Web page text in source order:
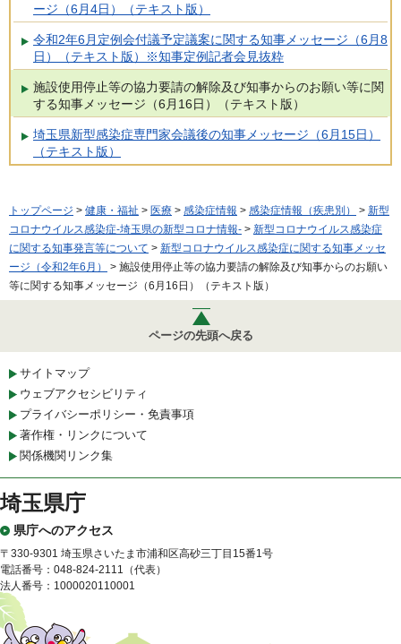
ージ（6月4日）（テキスト版）
令和2年6月定例会付議予定議案に関する知事メッセージ（6月8
日）（テキスト版）※知事定例記者会見抜粋
施設使用停止等の協力要請の解除及び知事からのお願い等に関
する知事メッセージ（6月16日）（テキスト版）
埼玉県新型感染症専門家会議後の知事メッセージ（6月15日）
（テキスト版）
トップページ > 健康・福祉 > 医療 > 感染症情報 > 感染症情報（疾患別） > 新型
コロナウイルス感染症-埼玉県の新型コロナ情報- > 新型コロナウイルス感染症
に関する知事発言等について > 新型コロナウイルス感染症に関する知事メッセ
ージ（令和2年6月）
> 施設使用停止等の協力要請の解除及び知事からのお願い
等に関する知事メッセージ（6月16日）（テキスト版）
ページの先頭へ戻る
サイトマップ
ウェブアクセシビリティ
プライバシーポリシー・免責事項
著作権・リンクについて
関係機関リンク集
埼玉県庁
県庁へのアクセス
〒330-9301 埼玉県さいたま市浦和区高砂三丁目15番1号
電話番号：048-824-2111（代表）
法人番号：1000020110001